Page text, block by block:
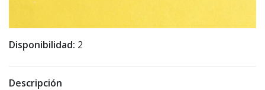
Disponibilidad: 2
Descripción